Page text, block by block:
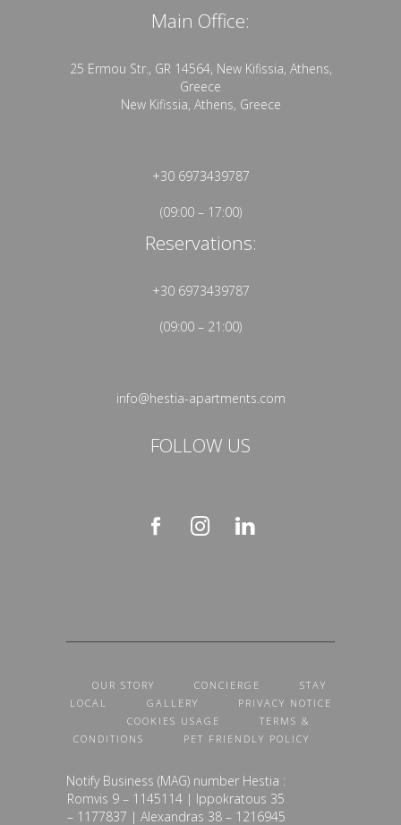
Main Office:
25 Ermou Str., GR 14564, New Kifissia, Athens,
Greece
New Kifissia, Athens, Greece
+30 6973439787
(09:00 – 17:00)
Reservations:
+30 6973439787
(09:00 – 21:00)
info@hestia-apartments.com
FOLLOW US
OUR STORY CONCIERGE
STAY
LOCAL
GALLERY
PRIVACY NOTICE
COOKIES USAGE
TERMS &
CONDITIONS
PET FRIENDLY POLICY
Notify Business (MAG) number Hestia :
Romvis 9 – 1145114 | Ippokratous 35
– 1177837 | Alexandras 38 – 1216945